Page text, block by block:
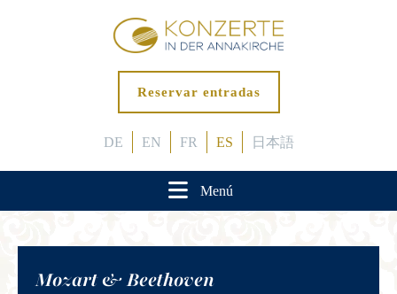
Reservar entradas
DE EN FR ES 日本語
Menú
Mozart & Beethoven